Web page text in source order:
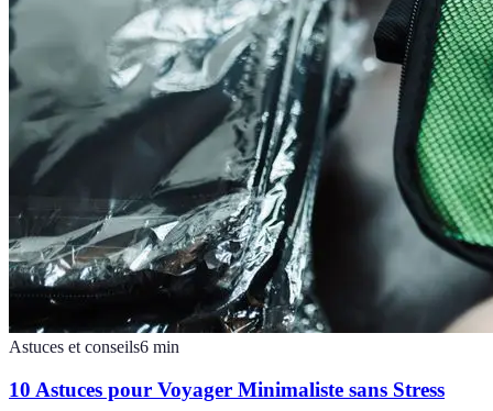
Astuces et conseils6 min
10 Astuces pour Voyager Minimaliste sans Stress